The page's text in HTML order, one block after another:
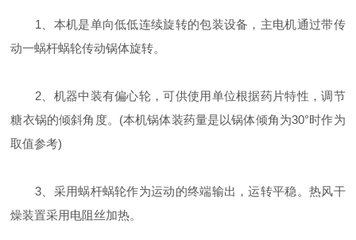
1、本机是单向低低连续旋转的包装设备，主电机通过带传
动一蜗杆蜗轮传动锅体旋转。
2、机器中装有偏心轮，可供使用单位根据药片特性，调节
糖衣锅的倾斜角度。(本机锅体装药量是以锅体倾角为30°时作为
取值参考)
3、采用蜗杆蜗轮作为运动的终端输出，运转平稳。热风干
燥装置采用电阻丝加热。